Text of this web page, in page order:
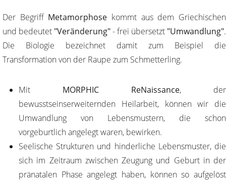
Der Begriff Metamorphose kommt aus dem Griechischen
und bedeutet "Veränderung"- frei übersetzt "Umwandlung".
Die Biologie bezeichnet damit zum Beispiel die
Transformation von der Raupe zum Schmetterling.
Mit MORPHIC ReNaissance, der
bewusstseinserweiternden Heilarbeit, können wir die
Umwandlung von Lebensmustern, die schon
vorgeburtlich angelegt waren, bewirken.
Seelische Strukturen und hinderliche Lebensmuster, die
sich im Zeitraum zwischen Zeugung und Geburt in der
pränatalen Phase angelegt haben, können so aufgelöst